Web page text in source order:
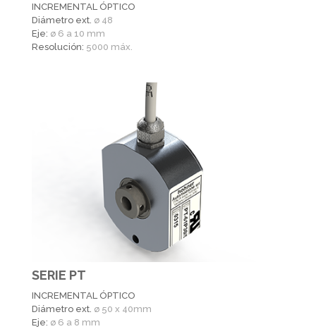
INCREMENTAL ÓPTICO
Diámetro ext. ø 48
Eje: ø 6 a 10 mm
Resolución: 5000 máx.
SERIE PT
INCREMENTAL ÓPTICO
Diámetro ext. ø 50 x 40mm
Eje: ø 6 a 8 mm